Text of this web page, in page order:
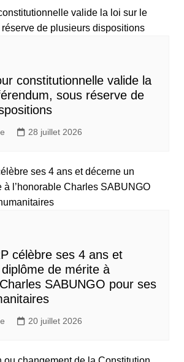
constitutionnelle valide la
sous réserve de
28 juillet 2026
célèbre ses 4 ans et
de mérite à
Charles SABUNGO pour ses
20 juillet 2026